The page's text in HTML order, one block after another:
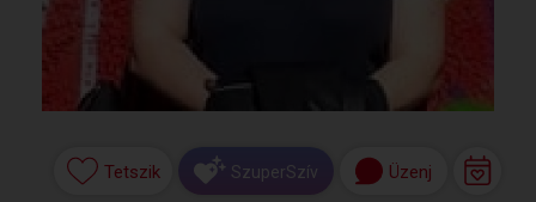
Tetszik SzuperSzív Üzenj